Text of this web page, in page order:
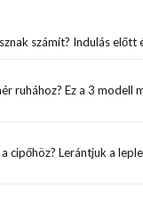
számít? Indulás előtt
ruhához? Ez a 3 modell
cipőhöz? Lerántjuk a